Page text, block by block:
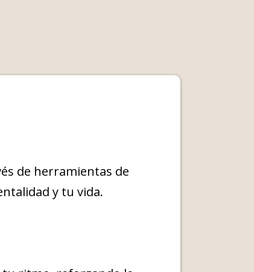
de herramientas de
y tu vida.